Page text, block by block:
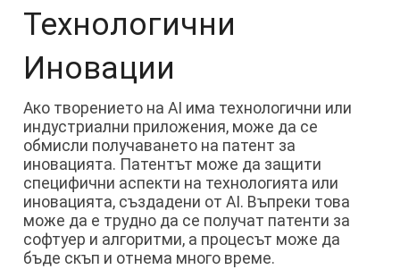
Технологични
Иновации
Ако творението на AI има технологични или
индустриални приложения, може да се
обмисли получаването на патент за
иновацията. Патентът може да защити
специфични аспекти на технологията или
иновацията, създадени от AI. Въпреки това
може да е трудно да се получат патенти за
софтуер и алгоритми, а процесът може да
бъде скъп и отнема много време.